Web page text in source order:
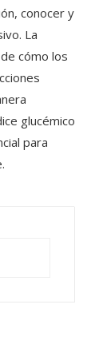
conocer y
La
cómo los
glucémico
para